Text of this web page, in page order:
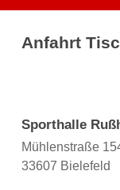
Anfahrt
Sporthalle
Mühlenstraße
33607 Bielefeld